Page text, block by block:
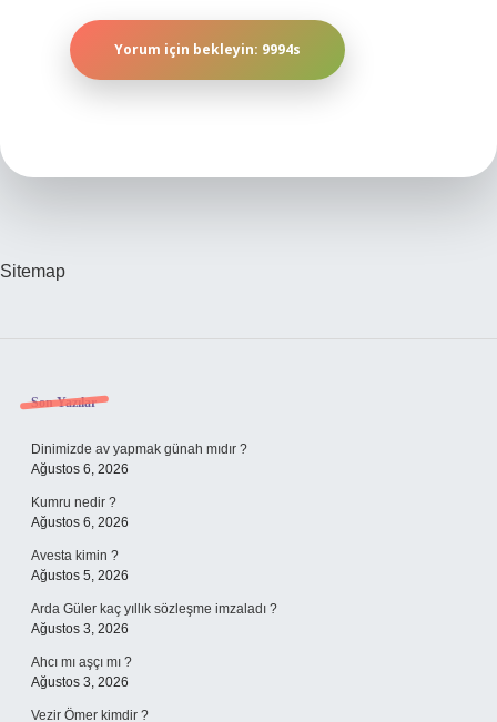
Sitemap
Sidebar
Son Yazılar
Dinimizde av yapmak günah mıdır ?
Ağustos 6, 2026
Kumru nedir ?
Ağustos 6, 2026
Avesta kimin ?
Ağustos 5, 2026
Arda Güler kaç yıllık sözleşme imzaladı ?
Ağustos 3, 2026
Ahcı mı aşçı mı ?
Ağustos 3, 2026
Vezir Ömer kimdir ?